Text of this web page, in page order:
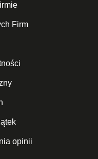
Firm
opinii